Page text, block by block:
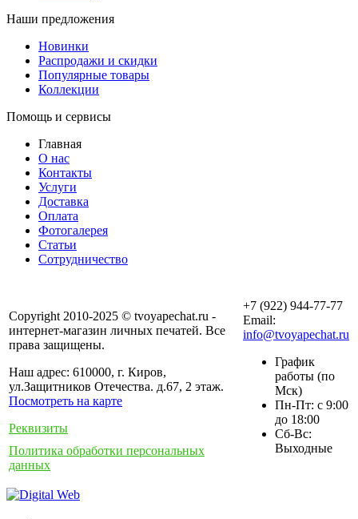
Наши предложения
Новинки
Распродажи и скидки
Популярные товары
Коллекции
Помощь и сервисы
Главная
О нас
Контакты
Услуги
Доставка
Оплата
Фотогалерея
Статьи
Сотрудничество
Copyright 2010-2025 © tvoyapechat.ru -
интернет-магазин личных печатей. Все
права защищены.
Наш адрес: 610000, г. Киров,
ул.Защитников Отечества. д.67, 2 этаж.
Посмотреть на карте
Реквизиты
Политика обработки персональных
данных
+7 (922) 944-77-77
Email:
info@tvoyapechat.ru
График
работы (по
Мск)
Пн-Пт: с 9:00
до 18:00
Сб-Вс:
Выходные